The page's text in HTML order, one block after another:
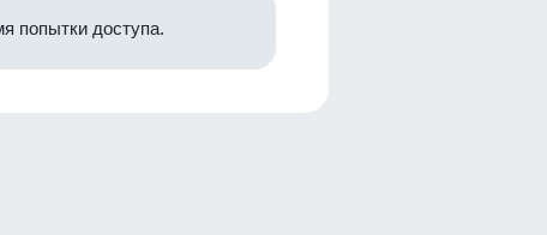
попытки доступа.